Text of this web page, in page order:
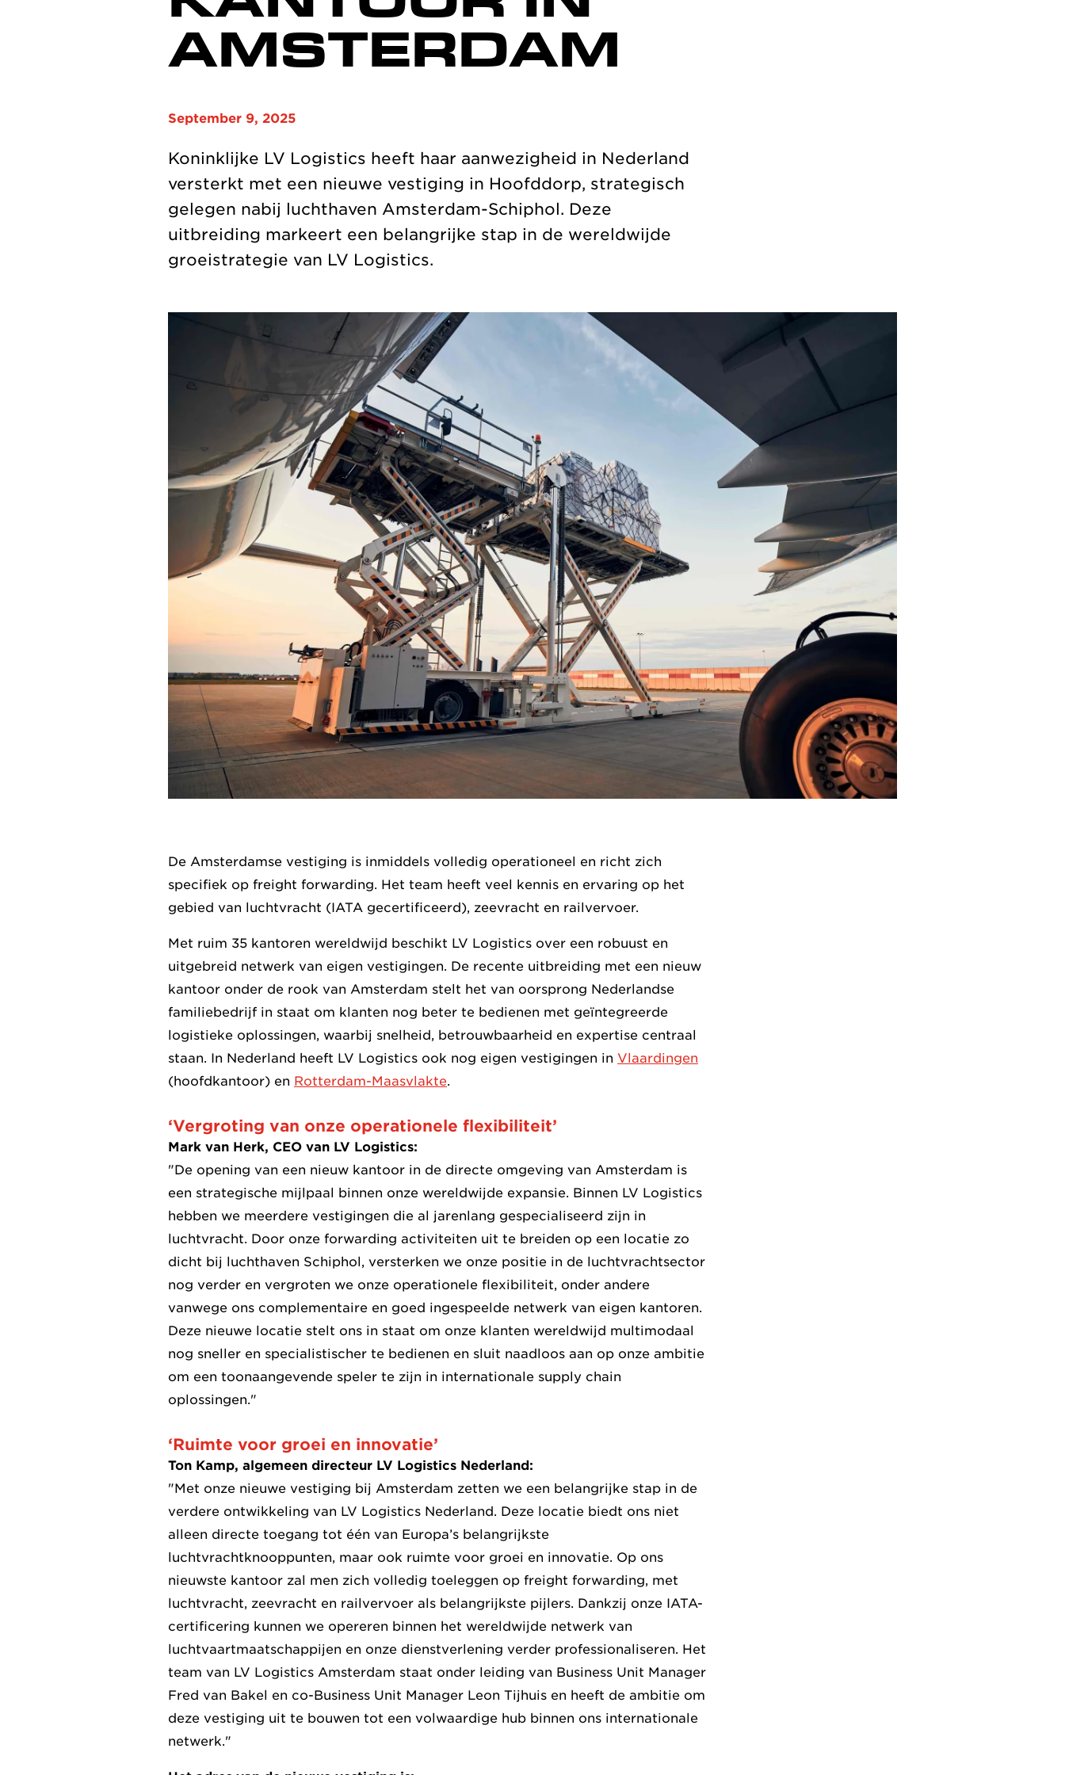
AMSTERDAM
September 9, 2025
Koninklijke LV Logistics heeft haar aanwezigheid in Nederland
versterkt met een nieuwe vestiging in Hoofddorp, strategisch
gelegen nabij luchthaven Amsterdam-Schiphol. Deze
uitbreiding markeert een belangrijke stap in de wereldwijde
groeistrategie van LV Logistics.
De Amsterdamse vestiging is inmiddels volledig operationeel en richt zich
specifiek op freight forwarding. Het team heeft veel kennis en ervaring op het
gebied van luchtvracht (IATA gecertificeerd), zeevracht en railvervoer.
Met ruim 35 kantoren wereldwijd beschikt LV Logistics over een robuust en
uitgebreid netwerk van eigen vestigingen. De recente uitbreiding met een nieuw
kantoor onder de rook van Amsterdam stelt het van oorsprong Nederlandse
familiebedrijf in staat om klanten nog beter te bedienen met geïntegreerde
logistieke oplossingen, waarbij snelheid, betrouwbaarheid en expertise centraal
staan. In Nederland heeft LV Logistics ook nog eigen vestigingen in Vlaardingen
(hoofdkantoor) en Rotterdam-Maasvlakte.
‘Vergroting van onze operationele flexibiliteit’
Mark van Herk, CEO van LV Logistics:
"De opening van een nieuw kantoor in de directe omgeving van Amsterdam is
een strategische mijlpaal binnen onze wereldwijde expansie. Binnen LV Logistics
hebben we meerdere vestigingen die al jarenlang gespecialiseerd zijn in
luchtvracht. Door onze forwarding activiteiten uit te breiden op een locatie zo
dicht bij luchthaven Schiphol, versterken we onze positie in de luchtvrachtsector
nog verder en vergroten we onze operationele flexibiliteit, onder andere
vanwege ons complementaire en goed ingespeelde netwerk van eigen kantoren.
Deze nieuwe locatie stelt ons in staat om onze klanten wereldwijd multimodaal
nog sneller en specialistischer te bedienen en sluit naadloos aan op onze ambitie
om een toonaangevende speler te zijn in internationale supply chain
oplossingen."
‘Ruimte voor groei en innovatie’
Ton Kamp, algemeen directeur LV Logistics Nederland:
"Met onze nieuwe vestiging bij Amsterdam zetten we een belangrijke stap in de
verdere ontwikkeling van LV Logistics Nederland. Deze locatie biedt ons niet
alleen directe toegang tot één van Europa’s belangrijkste
luchtvrachtknooppunten, maar ook ruimte voor groei en innovatie. Op ons
nieuwste kantoor zal men zich volledig toeleggen op freight forwarding, met
luchtvracht, zeevracht en railvervoer als belangrijkste pijlers. Dankzij onze IATA-
certificering kunnen we opereren binnen het wereldwijde netwerk van
luchtvaartmaatschappijen en onze dienstverlening verder professionaliseren. Het
team van LV Logistics Amsterdam staat onder leiding van Business Unit Manager
Fred van Bakel en co-Business Unit Manager Leon Tijhuis en heeft de ambitie om
deze vestiging uit te bouwen tot een volwaardige hub binnen ons internationale
netwerk."